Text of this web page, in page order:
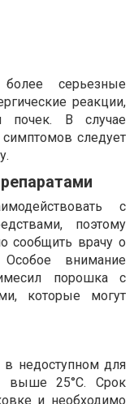
серьезные
реакции,
почек. В случае
следует
с
поэтому
сообщить врачу о
внимание
порошка с
которые могут
недоступном для
выше 25°C. Срок
и необходимо